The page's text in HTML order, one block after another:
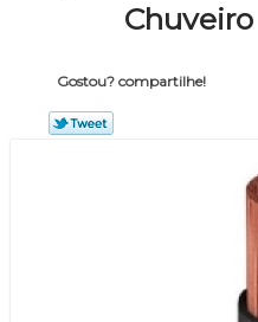
Gostou? compartilhe!